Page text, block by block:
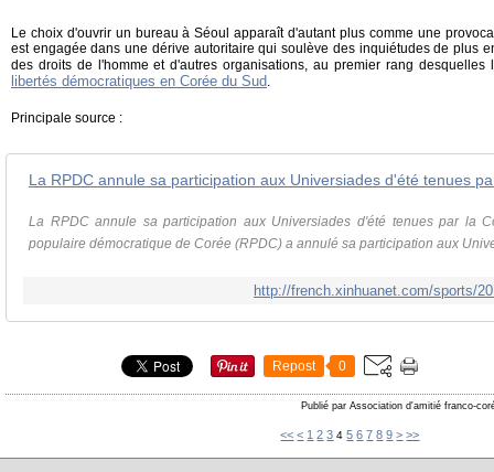
Le choix d'ouvrir un bureau à Séoul apparaît d'autant plus comme une
est engagée dans une dérive autoritaire qui soulève des inquiétudes de plus
des droits de l'homme et d'autres organisations, au premier rang desquelles
libertés démocratiques en Corée du Sud
Principale source :
La RPDC annule sa participation aux Universiades d'été tenues par la
populaire démocratique de Corée (RPDC) a annulé sa participation aux
http://french.xinhuanet.com/sports/
Repost 0
Publié par Association d'amitié franco-
<< < 1 2 3 4 5 6 7 8 9 > >>